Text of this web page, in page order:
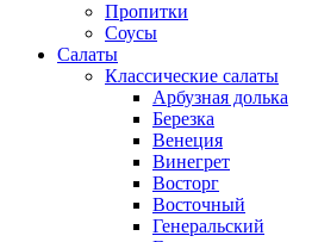
Пропитки
Соусы
Салаты
Классические салаты
Арбузная долька
Березка
Венеция
Винегрет
Восторг
Восточный
Генеральский